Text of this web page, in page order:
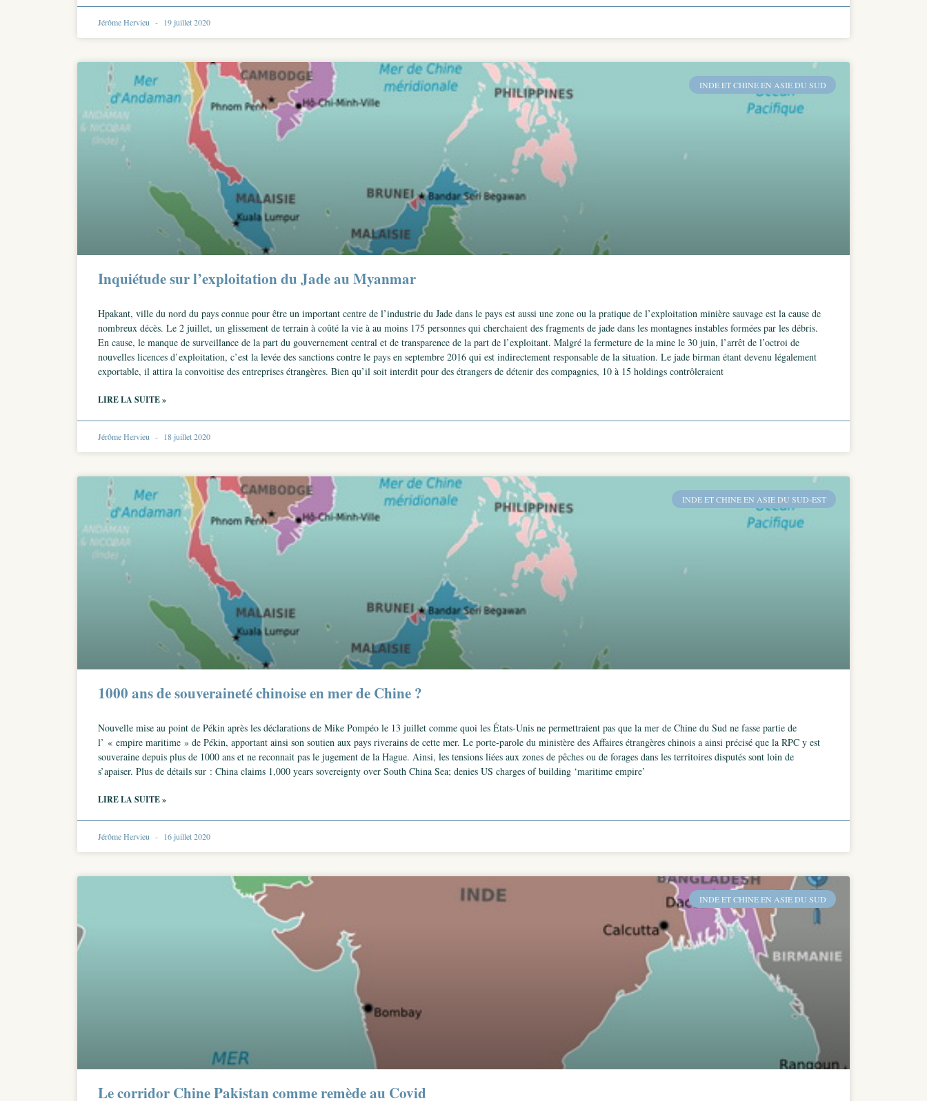
Jérôme Hervieu 19 juillet 2020
INDE ET CHINE EN ASIE DU SUD
Inquiétude sur l’exploitation du Jade au Myanmar
Hpakant, ville du nord du pays connue pour être un important centre de l’industrie du Jade dans le pays est aussi une zone ou la pratique de l’exploitation minière sauvage est la cause de
nombreux décès. Le 2 juillet, un glissement de terrain à coûté la vie à au moins 175 personnes qui cherchaient des fragments de jade dans les montagnes instables formées par les débris.
En cause, le manque de surveillance de la part du gouvernement central et de transparence de la part de l’exploitant. Malgré la fermeture de la mine le 30 juin, l’arrêt de l’octroi de
nouvelles licences d’exploitation, c’est la levée des sanctions contre le pays en septembre 2016 qui est indirectement responsable de la situation. Le jade birman étant devenu légalement
exportable, il attira la convoitise des entreprises étrangères. Bien qu’il soit interdit pour des étrangers de détenir des compagnies, 10 à 15 holdings contrôleraient
LIRE LA SUITE »
Jérôme Hervieu 18 juillet 2020
INDE ET CHINE EN ASIE DU SUD-EST
1000 ans de souveraineté chinoise en mer de Chine ?
Nouvelle mise au point de Pékin après les déclarations de Mike Pompéo le 13 juillet comme quoi les États-Unis ne permettraient pas que la mer de Chine du Sud ne fasse partie de
l’ « empire maritime » de Pékin, apportant ainsi son soutien aux pays riverains de cette mer. Le porte-parole du ministère des Affaires étrangères chinois a ainsi précisé que la RPC y est
souveraine depuis plus de 1000 ans et ne reconnait pas le jugement de la Hague. Ainsi, les tensions liées aux zones de pêches ou de forages dans les territoires disputés sont loin de
s’apaiser. Plus de détails sur : China claims 1,000 years sovereignty over South China Sea; denies US charges of building ‘maritime empire’
LIRE LA SUITE »
Jérôme Hervieu 16 juillet 2020
INDE ET CHINE EN ASIE DU SUD
Le corridor Chine Pakistan comme remède au Covid